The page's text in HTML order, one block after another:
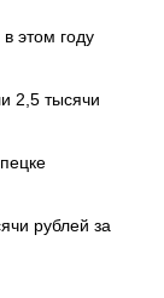
этом году
2,5 тысячи
рублей за